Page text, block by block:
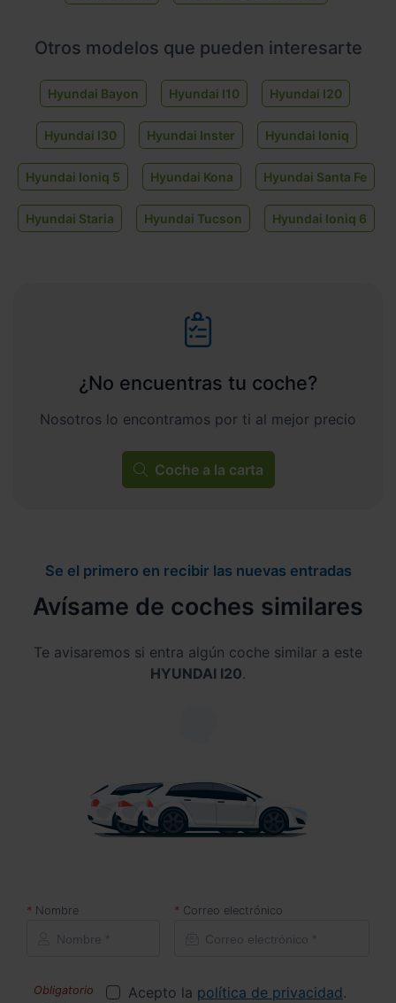
Otros modelos que pueden interesarte
Hyundai Bayon Hyundai I10 Hyundai I20
Hyundai I30 Hyundai Inster Hyundai Ioniq
Hyundai Ioniq 5 Hyundai Kona Hyundai Santa Fe
Hyundai Staria Hyundai Tucson Hyundai Ioniq 6
¿No encuentras tu coche?
Nosotros lo encontramos por ti al mejor precio
Coche a la carta
Se el primero en recibir las nuevas entradas
Avísame de coches similares
Te avisaremos si entra algún coche similar a este
HYUNDAI I20.
Nombre Correo electrónico
Acepto la política de privacidad.